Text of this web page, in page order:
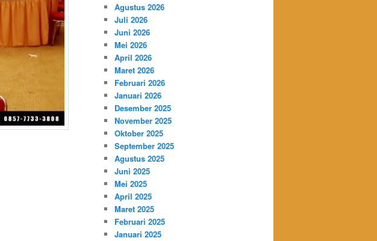
Agustus 2026
Juli 2026
Juni 2026
Mei 2026
April 2026
Maret 2026
Februari 2026
Januari 2026
Desember 2025
November 2025
Oktober 2025
September 2025
Agustus 2025
Juni 2025
Mei 2025
April 2025
Maret 2025
Februari 2025
Januari 2025